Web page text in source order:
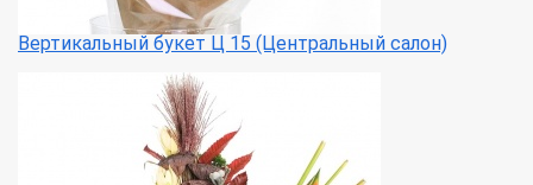
Вертикальный букет Ц 15 (Центральный салон)